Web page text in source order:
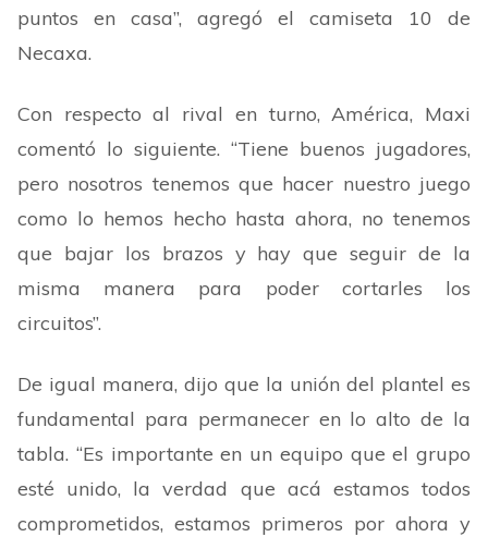
puntos en casa”, agregó el camiseta 10 de
Necaxa.
Con respecto al rival en turno, América, Maxi
comentó lo siguiente. “Tiene buenos jugadores,
pero nosotros tenemos que hacer nuestro juego
como lo hemos hecho hasta ahora, no tenemos
que bajar los brazos y hay que seguir de la
misma manera para poder cortarles los
circuitos”.
De igual manera, dijo que la unión del plantel es
fundamental para permanecer en lo alto de la
tabla. “Es importante en un equipo que el grupo
esté unido, la verdad que acá estamos todos
comprometidos, estamos primeros por ahora y